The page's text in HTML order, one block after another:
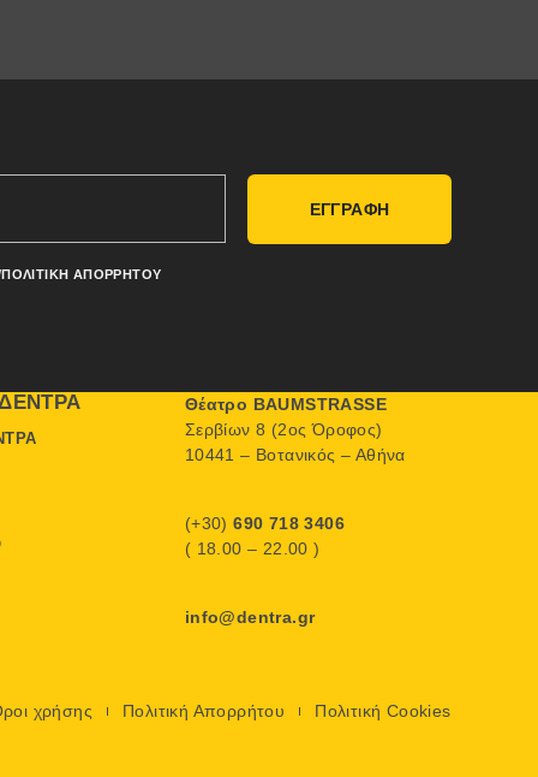
ΑΠΟΡΡΉΤΟΥ
ΕΓΓΡΑΦΗ
Θέατρο BAUMSTRASSE
Σερβίων 8 (2ος Όροφος)
10441 – Βοτανικός – Αθήνα
(+30)690 718 3406
( 18.00 – 22.00 )
info@dentra.gr
χρήσης Πολιτική Απορρήτου Πολιτική Cookies